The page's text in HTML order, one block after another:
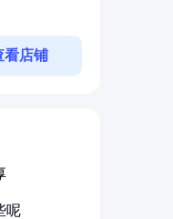
看店铺
呢